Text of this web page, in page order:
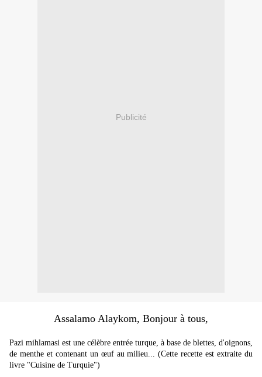
Publicité
Assalamo Alaykom, Bonjour à tous,
Pazi mihlamasi est une célèbre entrée turque, à base de blettes, d'oignons,
de menthe et contenant un œuf au milieu... (Cette recette est extraite du
livre "Cuisine de Turquie")